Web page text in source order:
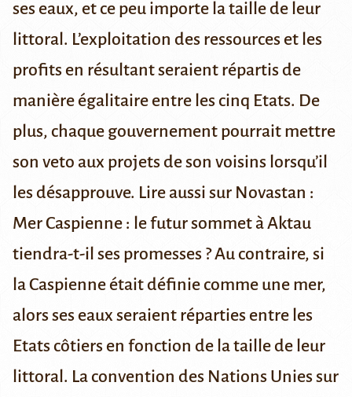
ses eaux, et ce peu importe la taille de leur
littoral. L’exploitation des ressources et les
profits en résultant seraient répartis de
manière égalitaire entre les cinq Etats. De
plus, chaque gouvernement pourrait mettre
son veto aux projets de son voisins lorsqu’il
les désapprouve. Lire aussi sur Novastan :
Mer Caspienne : le futur sommet à Aktau
tiendra-t-il ses promesses ?Au contraire, si
la Caspienne était définie comme une mer,
alors ses eaux seraient réparties entre les
Etats côtiers en fonction de la taille de leur
littoral. La convention des Nations Unies sur